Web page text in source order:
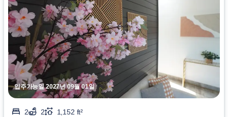
입주가능일 2027년 09월 01일
2 2
1,152 ft²